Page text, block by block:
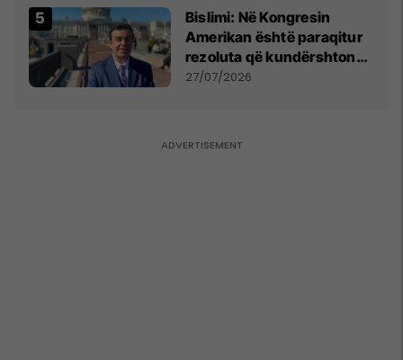
Bislimi: Në Kongresin
Amerikan është paraqitur
rezoluta që kundërshton
mbajtjen e Asamblesë
27/07/2026